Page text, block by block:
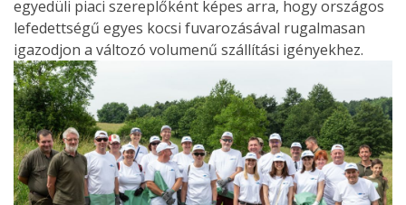
egyedüli piaci szereplőként képes arra, hogy országos
lefedettségű egyes kocsi fuvarozásával rugalmasan
igazodjon a változó volumenű szállítási igényekhez.